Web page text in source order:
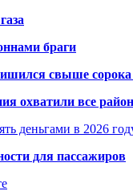
браги
свыше
охватили все
деньгами в 2026
для пассажиров